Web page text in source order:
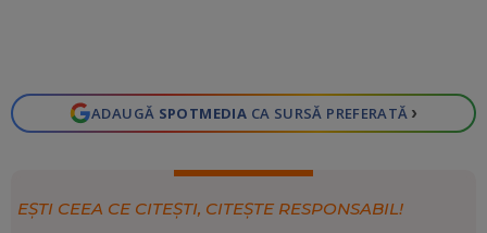
ADAUGĂ SPOTMEDIA CA SURSĂ PREFERATĂ ›
EȘTI CEEA CE CITEȘTI, CITEȘTE RESPONSABIL!